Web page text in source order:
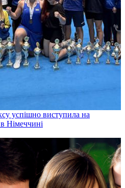
успішно виступила на
Німеччині